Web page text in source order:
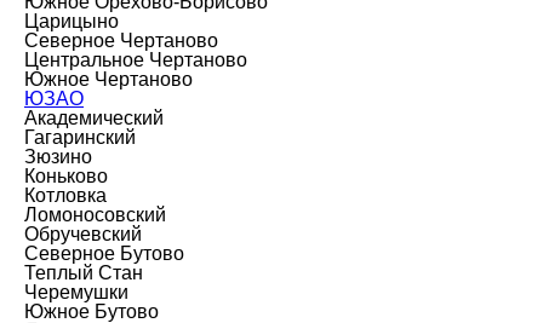
Царицыно
Северное Чертаново
Центральное Чертаново
Южное Чертаново
ЮЗАО
Академический
Гагаринский
Зюзино
Коньково
Котловка
Ломоносовский
Обручевский
Северное Бутово
Теплый Стан
Черемушки
Южное Бутово